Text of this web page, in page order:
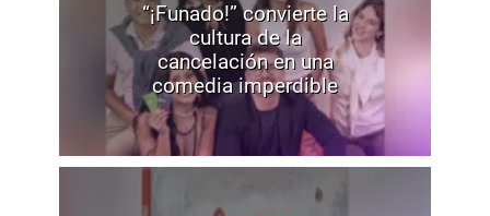
“¡Funado!” convierte la
cultura de la
cancelación en una
comedia imperdible